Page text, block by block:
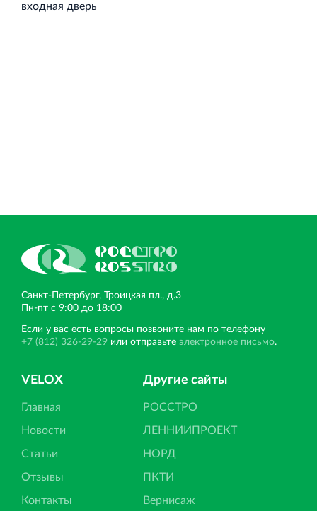
входная дверь
Санкт‐Петербург, Троицкая пл., д.3
Пн‐пт с 9:00 до 18:00
Если у вас есть вопросы позвоните нам по телефону
+7 (812) 326-29-29 или отправьте электронное письмо.
VELOX
Главная
Новости
Статьи
Отзывы
Контакты
Другие сайты
РОССТРО
ЛЕННИИПРОЕКТ
НОРД
ПКТИ
Вернисаж